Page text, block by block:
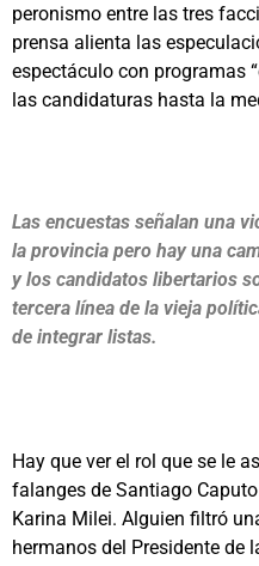
peronismo entre las tres
prensa alienta las
espectáculo con programas
las candidaturas hasta la
Las encuestas señalan una
la provincia pero hay una
y los candidatos libertarios
tercera línea de la vieja
de integrar listas.
Hay que ver el rol que se le
falanges de Santiago
Karina Milei. Alguien filtró
hermanos del Presidente de